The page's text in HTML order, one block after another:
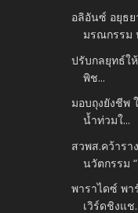
อลิอันซ์ อยุธ
มรณกรรม
ปรับกลยุทธ์ใ
พิช...
มอบถุงยังชีพ
น้ำท่วมใ...
สวพส.คว้ารา
นวัตกรรม “
พาราไดซ์ พ
เวิร์ดชิงแช